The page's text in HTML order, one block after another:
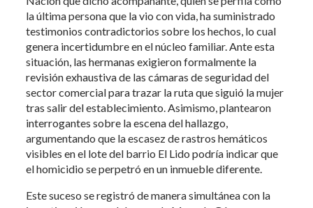
la última persona que la vio con vida, ha suministrado
testimonios contradictorios sobre los hechos, lo cual
genera incertidumbre en el núcleo familiar. Ante esta
situación, las hermanas exigieron formalmente la
revisión exhaustiva de las cámaras de seguridad del
sector comercial para trazar la ruta que siguió la mujer
tras salir del establecimiento. Asimismo, plantearon
interrogantes sobre la escena del hallazgo,
argumentando que la escasez de rastros hemáticos
visibles en el lote del barrio El Lido podría indicar que
el homicidio se perpetró en un inmueble diferente.
Este suceso se registró de manera simultánea con la